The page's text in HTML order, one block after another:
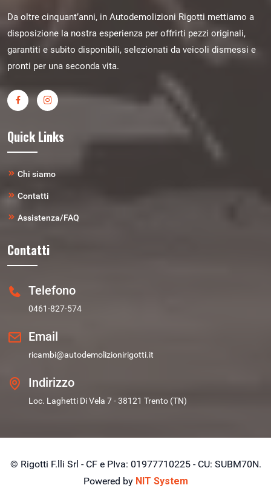
Da oltre cinquant’anni, in Autodemolizioni Rigotti mettiamo a
disposizione la nostra esperienza per offrirti pezzi originali,
garantiti e subito disponibili, selezionati da veicoli dismessi e
pronti per una seconda vita.
Quick Links
Chi siamo
Contatti
Assistenza/FAQ
Contatti
Telefono
0461-827-574
Email
ricambi@autodemolizionirigotti.it
Indirizzo
Loc. Laghetti Di Vela 7 - 38121 Trento (TN)
© Rigotti F.lli Srl - CF e PIva: 01977710225 - CU: SUBM70N.
Powered by NIT System